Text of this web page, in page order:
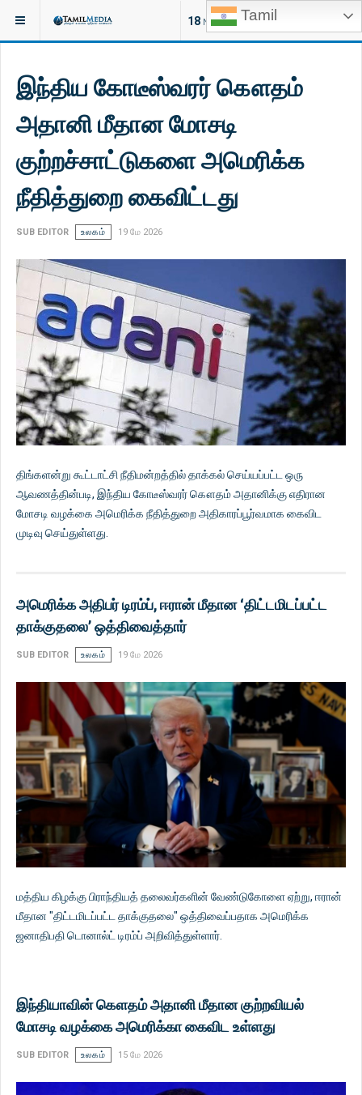
Tamil
18 NEW ARTICLES
இருக்குமிடம்: செய்திகள்
இந்திய கோடீஸ்வரர் கௌதம்
அதானி மீதான மோசடி
குற்றச்சாட்டுகளை அமெரிக்க
நீதித்துறை கைவிட்டது
SUB EDITOR உலகம் 19 மே 2026
திங்களன்று கூட்டாட்சி நீதிமன்றத்தில் தாக்கல் செய்யப்பட்ட ஒரு
ஆவணத்தின்படி, இந்திய கோடீஸ்வரர் கௌதம் அதானிக்கு எதிரான
மோசடி வழக்கை அமெரிக்க நீதித்துறை அதிகாரப்பூர்வமாக கைவிட
முடிவு செய்துள்ளது.
அமெரிக்க அதிபர் டிரம்ப், ஈரான் மீதான ‘திட்டமிடப்பட்ட
தாக்குதலை’ ஒத்திவைத்தார்
SUB EDITOR உலகம் 19 மே 2026
மத்திய கிழக்கு பிராந்தியத் தலைவர்களின் வேண்டுகோளை ஏற்று, ஈரான்
மீதான "திட்டமிடப்பட்ட தாக்குதலை" ஒத்திவைப்பதாக அமெரிக்க
ஜனாதிபதி டொனால்ட் டிரம்ப் அறிவித்துள்ளார்.
இந்தியாவின் கௌதம் அதானி மீதான குற்றவியல்
மோசடி வழக்கை அமெரிக்கா கைவிட உள்ளது
SUB EDITOR உலகம் 15 மே 2026